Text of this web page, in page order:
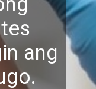
ang